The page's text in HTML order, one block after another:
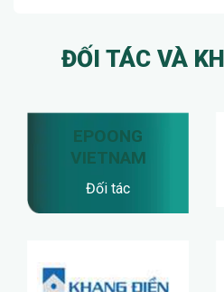
ĐỐI TÁC VÀ
EPOONG
VIETNAM
Đối tác